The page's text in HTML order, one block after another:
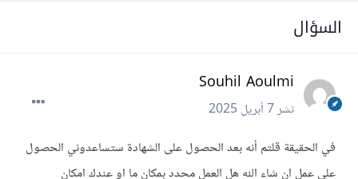
السؤال
Souhil Aoulmi
نشر7 أبريل 2025
في الحقيقة قلتم أنه بعد الحصول على الشهادة ستساعدوني الحصول
على عمل ان شاء الله هل العمل محدد بمكان ما او عندك امكان